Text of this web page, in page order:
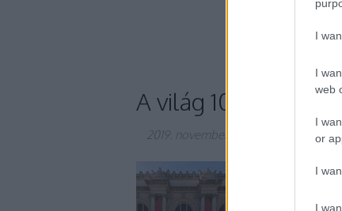
I
I
web
I
or
I
I
A világ 10
2019. november 10.
Különlegesek,
üvegpiramist,